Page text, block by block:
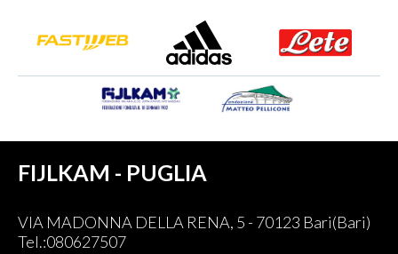
FIJLKAM - PUGLIA
VIA MADONNA DELLA RENA, 5 - 70123 Bari(Bari)
Tel.:080627507